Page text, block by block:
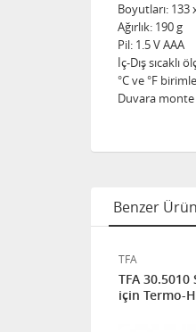
Boyutları: 133
Ağırlık: 190 g
Pil: 1.5 V AAA
İç-Dış
°C ve °F
Duvara
Benzer
TFA
TFA
için Termo-